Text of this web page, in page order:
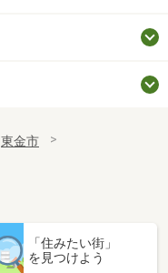
東金市
「住みたい街」
を見つけよう